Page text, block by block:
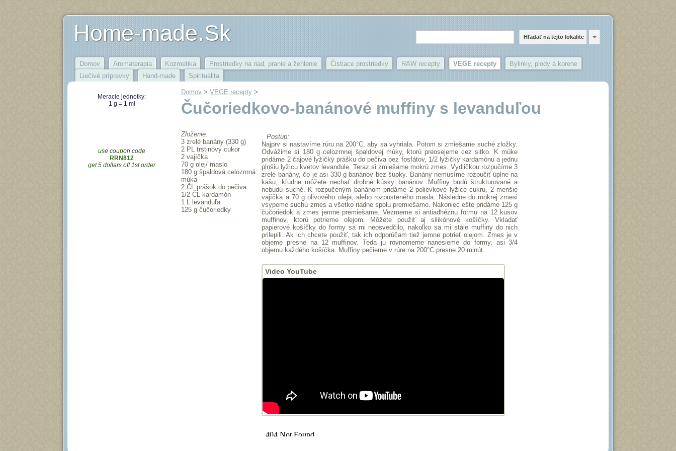
Home-made.Sk Hľadať na tejto lokalite
Domov Aromaterapia Kozmetika Prostriedky na riad, pranie a žehlenie Čistiace prostriedky RAW recepty VEGE recepty
Bylinky, plody a korene
Liečivé prípravky
Hand-made Spiritualita
Meracie jednotky:
1 g = 1 ml
use coupon code
RRN812
get 5 dollars off 1st order
Domov ‎ > ‎VEGE recepty ‎ > ‎
Čučoriedkovo-banánové muffiny s levanduľou
Zloženie:
3 zrelé banány (330 g)
2 PL trstinový cukor
2 vajíčka
70 g olej/ maslo
180 g špaldová celozrnná
múka
2 ČL prášok do pečiva
1/2 ČL kardamón
1 L levanduľa
125 g čučoriedky
Postup:
Najprv si nastavíme rúru na 200°C, aby sa vyhriala. Potom si zmiešame suché zložky.
Odvážime si 180 g celozrnnej špaldovej múky, ktorú preosejeme cez sitko. K múke
pridáme 2 čajové lyžičky prášku do pečiva bez fosfátov, 1/2 lyžičky kardamónu a jednu
plnšiu lyžicu kvetov levandule. Teraz si zmiešame mokrú zmes. Vydličkou rozpučíme 3
zrelé banány, čo je asi 330 g banánov bez šupky. Banány nemusíme rozpučiť úplne na
kašu, kľudne môžete nechať drobné kúsky banánov. Muffiny budú štrukturované a
nebudú suché. K rozpučeným banánom pridáme 2 polievkové lyžice cukru, 2 menšie
vajíčka a 70 g olivového oleja, alebo rozpusteného masla. Následne do mokrej zmesi
vsypeme suchú zmes a všetko riadne spolu premiešame. Nakoniec ešte pridáme 125 g
čučoriedok a zmes jemne premiešame. Vezmeme si antiadhéznu formu na 12 kusov
muffinov, ktorú potrieme olejom. Môžete použiť aj silikónové košíčky. Vkladať
papierové košíčky do formy sa mi neosvedčilo, nakoľko sa mi stále muffiny do nich
prilepili. Ak ich chcete použiť, tak ich odporúčam tiež jemne potrieť olejom. Zmes je v
objeme presne na 12 muffinov. Teda ju rovnomerne nanesieme do formy, asi 3/4
objemu každého košíčka. Muffiny pečieme v rúre na 200°C presne 20 minút.
Video YouTube